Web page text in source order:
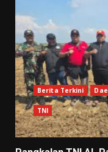
Berita Terkini
TNI